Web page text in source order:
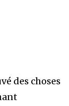
des choses